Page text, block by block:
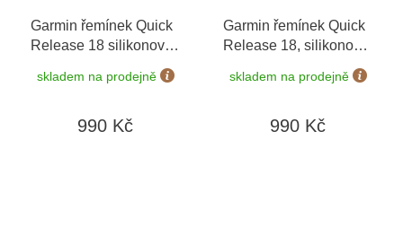
Garmin řemínek Quick
Release 18 silikonový
skladem na prodejně
990 Kč
Garmin řemínek Quick
Release 18, silikonový
skladem na prodejně
990 Kč